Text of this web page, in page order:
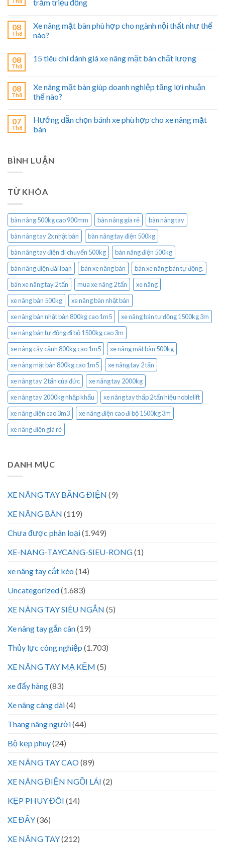
trăm triệu đồng
08
Th8
Xe nâng mặt bàn phù hợp cho ngành nội thất như thế
nào?
08
Th8
15 tiêu chí đánh giá xe nâng mặt bàn chất lượng
08
Th8
Xe nâng mặt bàn giúp doanh nghiệp tăng lợi nhuận
thế nào?
07
Th8
Hướng dẫn chọn bánh xe phù hợp cho xe nâng mặt
bàn
BÌNH LUẬN
TỪ KHÓA
bàn nâng 500kg cao 900mm bàn nâng gía rẻ
bàn nâng tay
bàn nâng tay 2x nhật bản
bàn nâng tay điện 500kg
bàn nâng tay điện di chuyển 500kg
bàn nâng điện 500kg
bàn nâng điện đài loan
bán xe nâng bàn
bán xe nâng bán tự động.
bán xe nâng tay 2 tấn
mua xe nâng 2 tấn
xe nâng
xe nâng bàn 500kg
xe nâng bàn nhật bản
xe nâng bàn nhật bản 800kg cao 1m5
xe nâng bán tự động 1500kg 3m
xe nâng bán tự động đi bộ 1500kg cao 3m
xe nâng cây cảnh 800kg cao 1m5
xe nâng mặt bàn 500kg
xe nâng mặt bàn 800kg cao 1m5
xe nâng tay 2 tấn
xe nâng tay 2 tấn của đức
xe nâng tay 2000kg
xe nâng tay 2000kg nhập khẩu
xe nâng tay thấp 2 tấn hiệu noblelift
xe nâng điện cao 3m3
xe nâng điện cao đi bộ 1500kg 3m
xe nâng điện giá rẻ
DANH MỤC
XE NÂNG TAY BẰNG ĐIỆN (9)
XE NÂNG BÀN (119)
Chưa được phân loại(1.949)
XE-NANG-TAYCANG-SIEU-RONG(1)
xe nâng tay cắt kéo (14)
Uncategorized(1.683)
XE NÂNG TAY SIÊU NGẮN (5)
Xe nâng tay gắn cân(19)
Thủy lực công nghiệp (1.703)
XE NÂNG TAY MẠ KẼM (5)
xe đẩy hàng(83)
Xe nâng càng dài(4)
Thang nâng người(44)
Bộ kẹp phuy(24)
XE NÂNG TAY CAO(89)
XE NÂNG ĐIỆN NGỒI LÁI (2)
KẸP PHUY ĐÔI (14)
XE ĐẨY(36)
XE NÂNG TAY(212)